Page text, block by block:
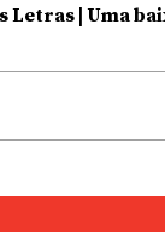
Letras | Uma